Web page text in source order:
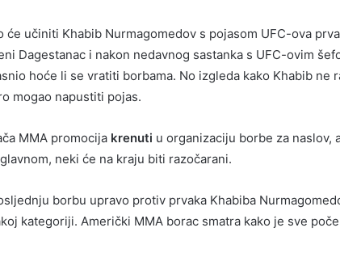
će učiniti Khabib Nurmagomedov s pojasom UFC-ova
Dagestanac i nakon nedavnog sastanka s UFC-ovim
hoće li se vratiti borbama. No izgleda kako Khabib ne
mogao napustiti pojas.
MMA promocija krenuti u organizaciju borbe za naslov,
neki će na kraju biti razočarani.
borbu upravo protiv prvaka Khabiba
kategoriji. Američki MMA borac smatra kako je sve